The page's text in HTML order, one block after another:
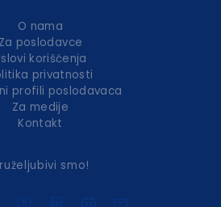
O nama
Za poslodavce
korišćenja
privatnosti
profili poslodavaca
Za medije
Kontakt
smo!